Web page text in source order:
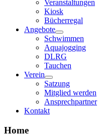
Veranstaltungen
Kiosk
Bücherregal
Angebote
Schwimmen
Aquajogging
DLRG
Tauchen
Verein
Satzung
Mitglied werden
Ansprechpartner
Kontakt
Home